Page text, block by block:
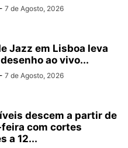
- 7 de Agosto, 2026
Jazz em Lisboa leva
ao vivo...
- 7 de Agosto, 2026
descem a partir de
com cortes
a 12...